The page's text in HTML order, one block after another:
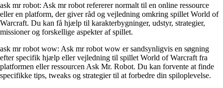
ask mr robot: Ask mr robot refererer normalt til en online ressource
eller en platform, der giver råd og vejledning omkring spillet World of
Warcraft. Du kan få hjælp til karakterbygninger, udstyr, strategier,
missioner og forskellige aspekter af spillet.
ask mr robot wow: Ask mr robot wow er sandsynligvis en søgning
efter specifik hjælp eller vejledning til spillet World of Warcraft fra
platformen eller ressourcen Ask Mr. Robot. Du kan forvente at finde
specifikke tips, tweaks og strategier til at forbedre din spiloplevelse.